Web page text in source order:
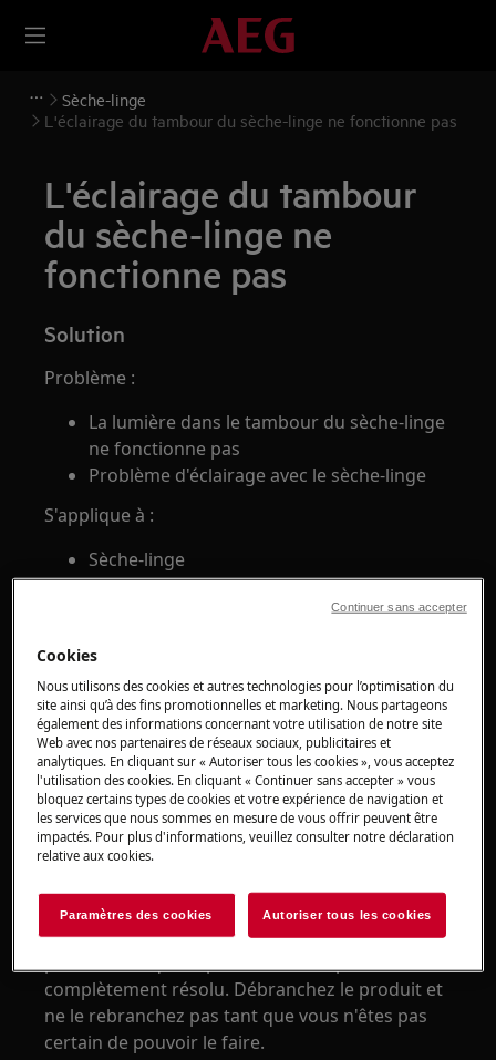
Sèche-linge
L'éclairage du tambour du sèche-linge ne fonctionne pas
L'éclairage du tambour
du sèche-linge ne
fonctionne pas
Solution
Problème :
La lumière dans le tambour du sèche-linge
ne fonctionne pas
Problème d'éclairage avec le sèche-linge
S'applique à :
Sèche-linge
1. Si l'appareil est neuf, vérifiez si ses
2. Si le sèche-linge est en fonctionnement et
que le voyant du tambour ne fonctionne pas,
contactez un service après-vente agréé.
Pour vous aider à déterminer la nature exacte
du problème, nous vous recommandons de
consulter l'un de nos techniciens agréés afin de
vérifier l'appareil et de résoudre le problème.
Avertissement:Nous déconseillons d’utiliser le
complètement résolu. Débranchez le produit et
ne le rebranchez pas tant que vous n'êtes pas
certain de pouvoir le faire.
Cookies
Nous utilisons des cookies et autres technologies pour l’optimisation du
site ainsi qu’à des fins promotionnelles et marketing. Nous partageons
également des informations concernant votre utilisation de notre site
Web avec nos partenaires de réseaux sociaux, publicitaires et
analytiques. En cliquant sur « Autoriser tous les cookies », vous acceptez
l'utilisation des cookies. En cliquant « Continuer sans accepter » vous
bloquez certains types de cookies et votre expérience de navigation et
les services que nous sommes en mesure de vous offrir peuvent être
impactés. Pour plus d'informations, veuillez consulter notre déclaration
relative aux cookies.
Paramètres des cookies Autoriser tous les cookies
Continuer sans accepter